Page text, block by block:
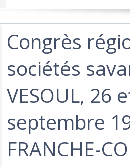
‎Congrès
sociétés
VESOUL, 26
septembre
FRANCHE-